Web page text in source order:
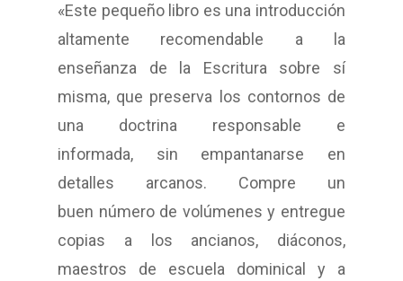
«Este pequeño libro es una introducción
altamente recomendable a la
enseñanza de la Escritura sobre sí
misma, que preserva los contornos de
una doctrina responsable e
informada, sin empantanarse en
detalles arcanos. Compre un
buen número de volúmenes y entregue
copias a los ancianos, diáconos,
maestros de escuela dominical y a